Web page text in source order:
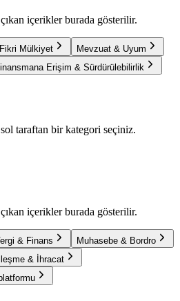
içerikler burada gösterilir.
Mülkiyet
Mevzuat & Uyum
Erişim & Sürdürülebilirlik
taraftan bir kategori seçiniz.
içerikler burada gösterilir.
& Finans
Muhasebe & Bordro
& İhracat